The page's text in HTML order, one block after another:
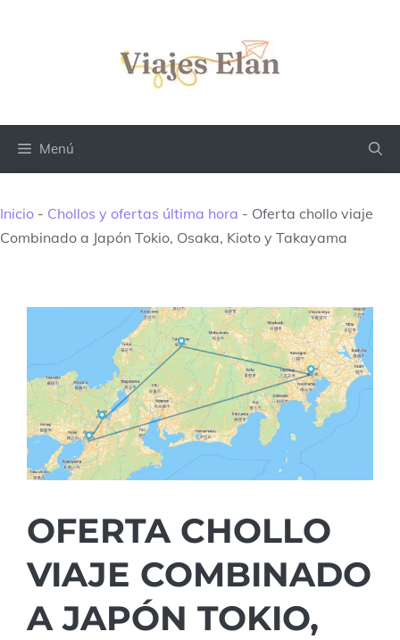
Menú
Inicio - Chollos y ofertas última hora - Oferta chollo viaje
Combinado a Japón Tokio, Osaka, Kioto y Takayama
OFERTA CHOLLO
VIAJE COMBINADO
A JAPÓN TOKIO,